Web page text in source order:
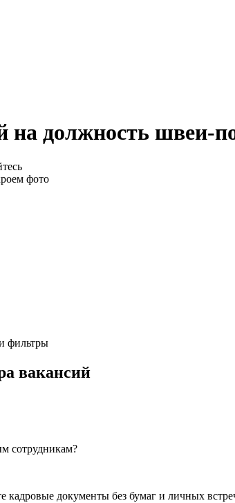
на должность
фото
фильтры
вакансий
сотрудникам?
кадровые документы без бумаг и личных